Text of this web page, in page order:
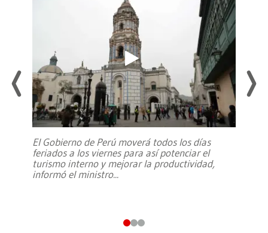
El Gobierno de Perú moverá todos los días
feriados a los viernes para así potenciar el
turismo interno y mejorar la productividad,
informó el ministro...